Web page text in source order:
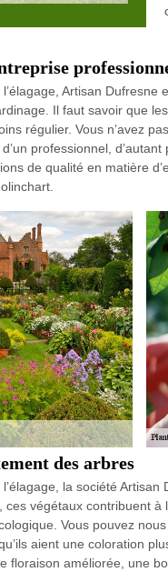
Artisan
Il faut savoir que
régulier. Vous n’avez
professionnel,
de qualité en matière
des arbres
la société
végétaux contribuent
Vous pouvez
aient une coloration
floraison améliorée, une